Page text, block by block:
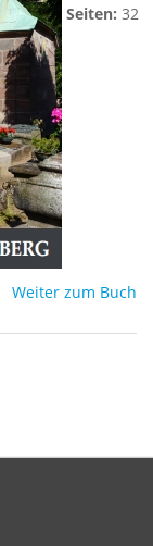
Seiten: 32
Weiter zum Buch